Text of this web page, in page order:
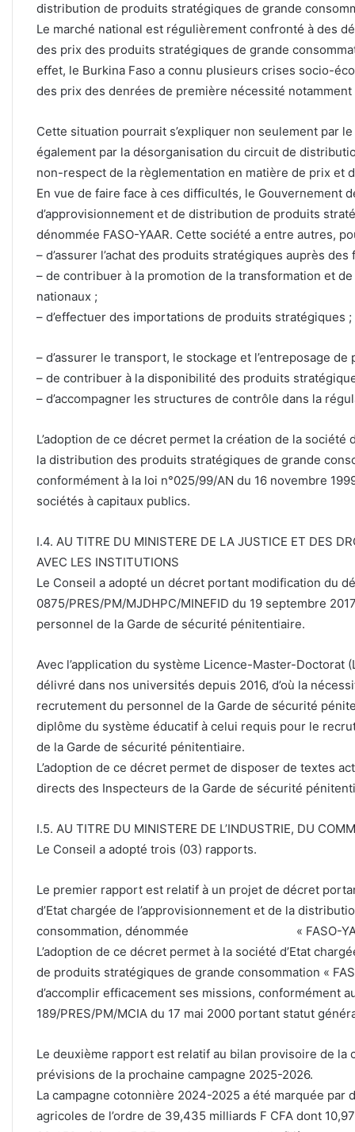
distribution de produits stratégiques de grande
Le marché national est régulièrement confronté à des
des prix des produits stratégiques de grande
effet, le Burkina Faso a connu plusieurs crises socio-
des prix des denrées de première nécessité
Cette situation pourrait s’expliquer non seulement par
également par la désorganisation du circuit de
non-respect de la règlementation en matière de prix et
En vue de faire face à ces difficultés, le Gouvernement
d’approvisionnement et de distribution de produits
dénommée FASO-YAAR. Cette société a entre autres,
– d’assurer l’achat des produits stratégiques auprès
– de contribuer à la promotion de la transformation et
nationaux ;
– d’effectuer des importations de produits stratégiques ;
– d’assurer le transport, le stockage et l’entreposage
– de contribuer à la disponibilité des produits
– d’accompagner les structures de contrôle dans la
L’adoption de ce décret permet la création de la société
la distribution des produits stratégiques de grande
conformément à la loi n°025/99/AN du 16 novembre
sociétés à capitaux publics.
I.4. AU TITRE DU MINISTERE DE LA JUSTICE ET DES
AVEC LES INSTITUTIONS
Le Conseil a adopté un décret portant modification du
0875/PRES/PM/MJDHPC/MINEFID du 19 septembre
personnel de la Garde de sécurité pénitentiaire.
Avec l’application du système Licence-Master-Doctorat
délivré dans nos universités depuis 2016, d’où la
recrutement du personnel de la Garde de sécurité
diplôme du système éducatif à celui requis pour le
de la Garde de sécurité pénitentiaire.
L’adoption de ce décret permet de disposer de textes
directs des Inspecteurs de la Garde de sécurité
I.5. AU TITRE DU MINISTERE DE L’INDUSTRIE, DU
Le Conseil a adopté trois (03) rapports.
Le premier rapport est relatif à un projet de décret
d’Etat chargée de l’approvisionnement et de la
consommation, dénommée « FASO-
L’adoption de ce décret permet à la société d’Etat
de produits stratégiques de grande consommation «
d’accomplir efficacement ses missions,
189/PRES/PM/MCIA du 17 mai 2000 portant statut
Le deuxième rapport est relatif au bilan provisoire de la
prévisions de la prochaine campagne 2025-2026.
La campagne cotonnière 2024-2025 a été marquée par
agricoles de l’ordre de 39,435 milliards F CFA dont